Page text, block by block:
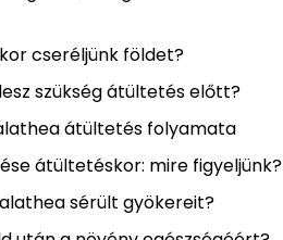
cseréljünk földet?
szükség átültetés előtt?
átültetés folyamata
átültetéskor: mire figyeljünk?
sérült gyökereit?